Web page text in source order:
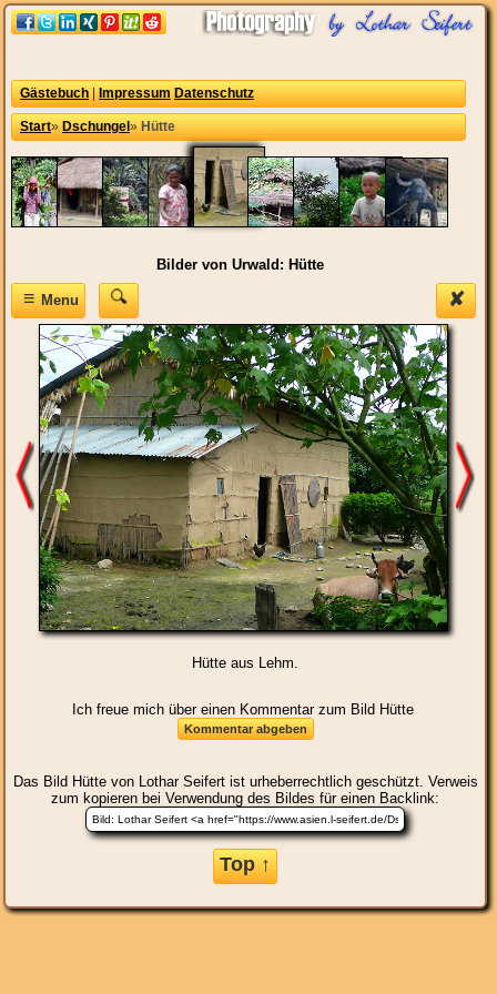
Gästebuch Impressum Datenschutz
Start» Dschungel » Hütte
Bilder von Urwald: Hütte
✘
≡Menu
Hütte aus Lehm.
Ich freue mich über einen Kommentar zum Bild Hütte
Das Bild Hüttevon Lothar Seifert ist urheberrechtlich geschützt. Verweis
zum kopieren bei Verwendung des Bildes für einen Backlink:
Top ↑